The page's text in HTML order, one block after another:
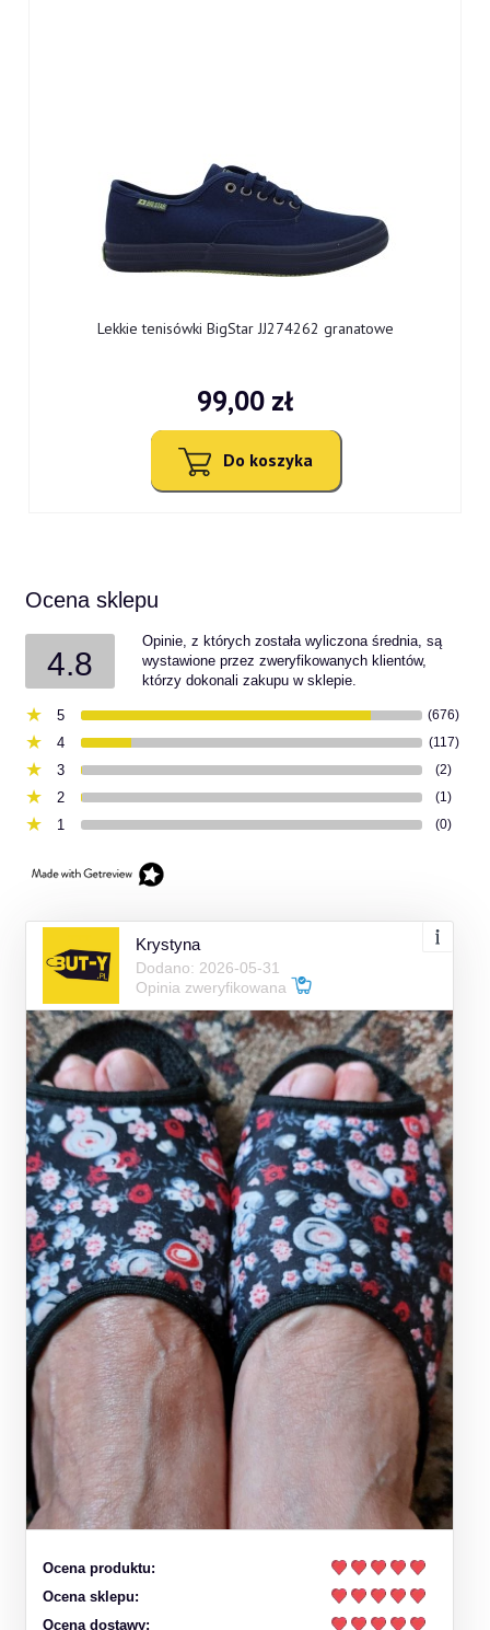
Lekkie tenisówki BigStar JJ274262 granatowe
99,00 zł
Do koszyka
Ocena sklepu
4.8
Opinie, z których została wyliczona średnia, są
wystawione przez zweryfikowanych klientów,
którzy dokonali zakupu w sklepie.
5 (676)
4 (117)
3 (2)
2 (1)
1 (0)
Krystyna
Dodano: 2026-05-31
Opinia zweryfikowana
Ocena produktu:
Ocena sklepu:
Ocena dostawy: